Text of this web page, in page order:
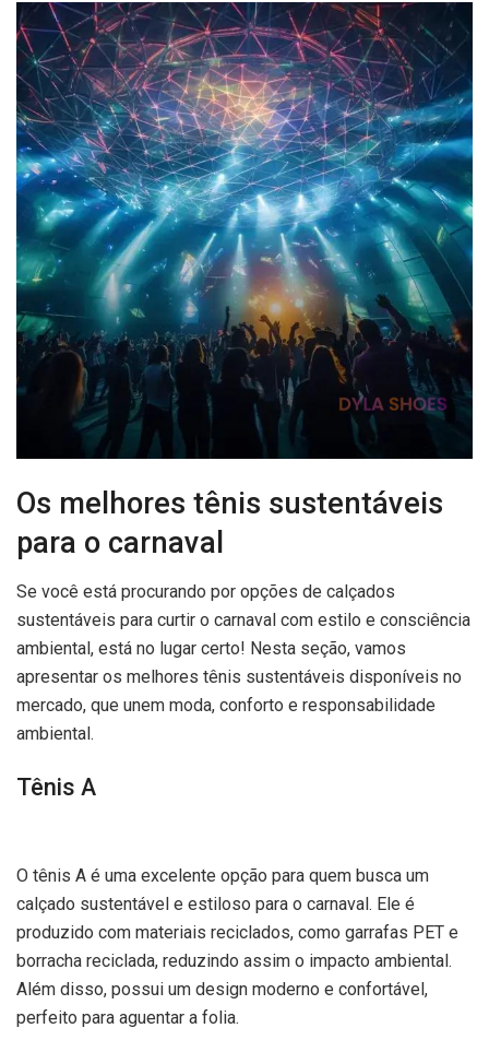
Os melhores tênis sustentáveis
para o carnaval
Se você está procurando por opções de calçados
sustentáveis para curtir o carnaval com estilo e consciência
ambiental, está no lugar certo! Nesta seção, vamos
apresentar os melhores tênis sustentáveis disponíveis no
mercado, que unem moda, conforto e responsabilidade
ambiental.
Tênis A
O tênis A é uma excelente opção para quem busca um
calçado sustentável e estiloso para o carnaval. Ele é
produzido com materiais reciclados, como garrafas PET e
borracha reciclada, reduzindo assim o impacto ambiental.
Além disso, possui um design moderno e confortável,
perfeito para aguentar a folia.